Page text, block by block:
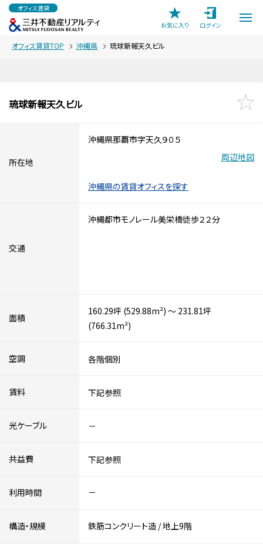
オフィス賃貸
お気に入り
ログイン
オフィス賃貸TOP 沖縄県 琉球新報天久ビル
琉球新報天久ビル
所在地
沖縄県那覇市字天久９０５
周辺地図
沖縄県の賃貸オフィスを探す
交通
沖縄都市モノレール美栄橋徒歩２２分
面積
160.29坪 (529.88m²) ～ 231.81坪
(766.31m²)
空調 各階個別
賃料 下記参照
光ケーブル －
共益費 下記参照
利用時間 －
構造・規模 鉄筋コンクリート造 /地上9階